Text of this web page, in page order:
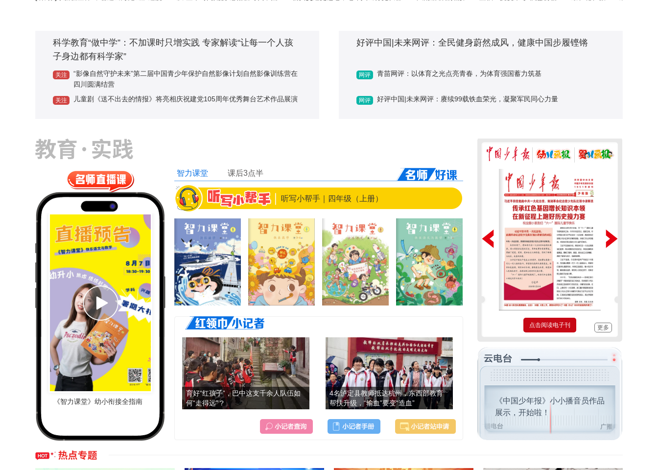
科学教育“做中学”：不加课时只增实践 专家解读“让每一个人孩
子身边都有科学家”
关注
“影像自然守护未来”第二届中国青少年保护自然影像计划自然影像训练营在
四川圆满结营
关注 儿童剧《送不出去的情报》将亮相庆祝建党105周年优秀舞台艺术作品展演
好评中国|未来网评：全民健身蔚然成风，健康中国步履铿锵
网评 青苗网评：以体育之光点亮青春，为体育强国蓄力筑基
网评 好评中国|未来网评：赓续99载铁血荣光，凝聚军民同心力量
《智力课堂》幼小衔接全指南
智力课堂 课后3点半
听写小帮手｜四年级（上册）
育好“红孩子”，巴中这支千余人队伍如
何“走得远”？
4名泸定县教师抵达杭州，东西部教育
帮扶升级，“输血”要变“造血”
幼儿画报 婴儿画报
点击阅读电子刊 更多
>
《中国少年报》小小播音员作品
展示，开始啦！